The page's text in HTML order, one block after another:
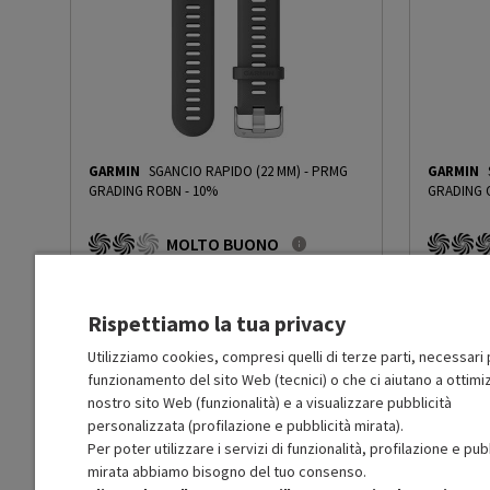
GARMIN SGANCIO RAPIDO (22 MM) - PRMG
GRADING ROBN - 10%
MOLTO BUONO
N: Prodotto funzionante
Prodotto Nuovo 39.99 -10%
Ricondizionato Prezzo ridotto da
35.99a-50.01%
In Promozione 17.99
Aggiungi al carrello
GARMIN
GRADING
In
Rispettiamo la tua privacy
Utilizziamo cookies, compresi quelli di terze parti, necessari
funzionamento del sito Web (tecnici) o che ci aiutano a
nostro sito Web (funzionalità) e a visualizzare pubblicità
personalizzata (profilazione e pubblicità mirata).
Per poter utilizzare i servizi di funzionalità, profilazione e
mirata abbiamo bisogno del tuo consenso.